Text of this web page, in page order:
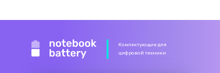
Комлектующие для
цифровой техники